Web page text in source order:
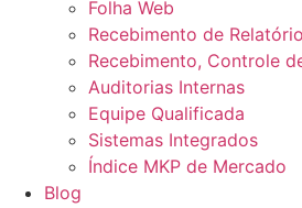
Folha Web
Recebimento de
Recebimento, Controle
Auditorias Internas
Equipe Qualificada
Sistemas Integrados
Índice MKP de Mercado
Blog